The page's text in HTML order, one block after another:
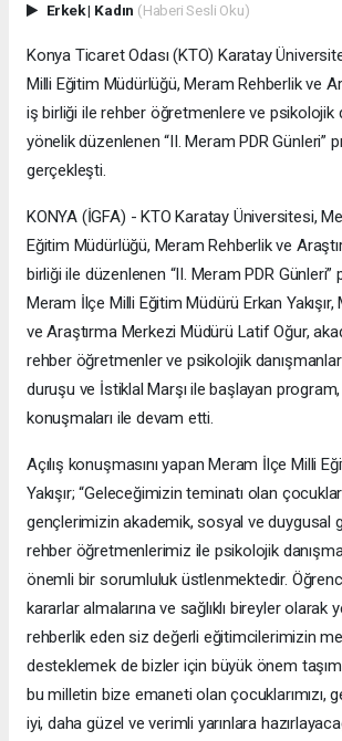
Erkek| Kadın (Haberi Sesli Oku)
Konya Ticaret Odası (KTO) Karatay
Milli Eğitim Müdürlüğü, Meram Rehberlik ve
iş birliği ile rehber öğretmenlere ve psikolojik
yönelik düzenlenen “II. Meram PDR Günleri”
gerçekleşti.
KONYA (İGFA) - KTO Karatay Üniversitesi,
Eğitim Müdürlüğü, Meram Rehberlik ve
birliği ile düzenlenen “II. Meram PDR Günleri”
Meram İlçe Milli Eğitim Müdürü Erkan
ve Araştırma Merkezi Müdürü Latif Oğur,
rehber öğretmenler ve psikolojik danışmanlar
duruşu ve İstiklal Marşı ile başlayan program,
konuşmaları ile devam etti.
Açılış konuşmasını yapan Meram İlçe Milli
Yakışır; “Geleceğimizin teminatı olan
gençlerimizin akademik, sosyal ve duygusal
rehber öğretmenlerimiz ile psikolojik
önemli bir sorumluluk üstlenmektedir.
kararlar almalarına ve sağlıklı bireyler olarak
rehberlik eden siz değerli eğitimcilerimizin
desteklemek de bizler için büyük önem
bu milletin bize emaneti olan çocuklarımızı,
iyi, daha güzel ve verimli yarınlara